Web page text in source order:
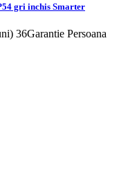
gri inchis Smarter
36Garantie Persoana